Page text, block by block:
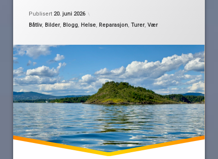
Publisert 20. juni 2026
Kategorier:
Båtliv, Bilder, Blogg, Helse, Reparasjon,Turer,Vær
turer